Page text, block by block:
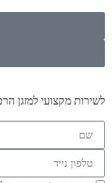
לשירות מקצועי למזגן